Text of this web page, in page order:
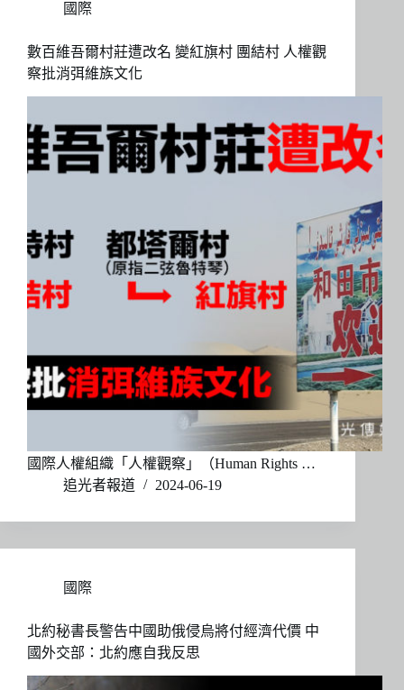
國際
數百維吾爾村莊遭改名 變紅旗村 團結村 人權觀
察批消弭維族文化
國際人權組織「人權觀察」（Human Rights …
追光者報道
2024-06-19
國際
北約秘書長警告中國助俄侵烏將付經濟代價 中
國外交部：北約應自我反思